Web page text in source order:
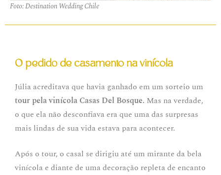
Foto: Destination Wedding Chile
O pedido de casamento na vinícola
Júlia acreditava que havia ganhado em um sorteio um
tour pela vinícola Casas Del Bosque. Mas na verdade,
o que ela não desconfiava era que uma das surpresas
mais lindas de sua vida estava para acontecer.
Após o tour, o casal se dirigiu até um mirante da bela
vinícola e diante de uma decoração repleta de encanto